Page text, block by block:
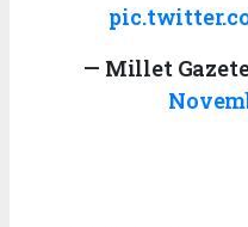
— Millet